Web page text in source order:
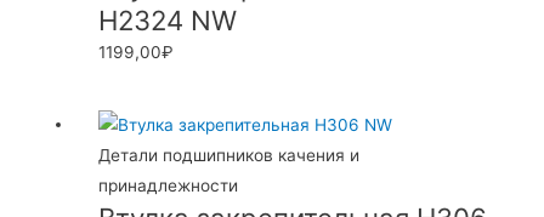
H2324 NW
1199,00₽
Детали подшипников качения и
принадлежности